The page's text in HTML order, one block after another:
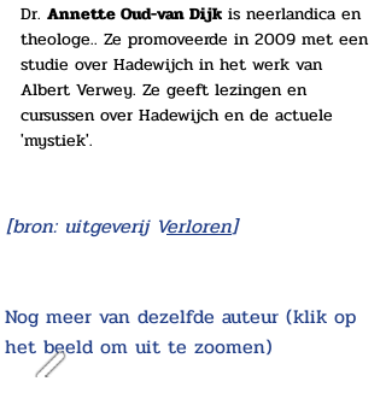
Dr. Annette Oud-van Dijk is neerlandica en
theologe.. Ze promoveerde in 2009 met een
studie over Hadewijch in het werk van
Albert Verwey. Ze geeft lezingen en
cursussen over Hadewijch en de actuele
'mystiek'.
[bron: uitgeverij Verloren]
Nog meer van dezelfde auteur (klik op
het beeld om uit te zoomen)